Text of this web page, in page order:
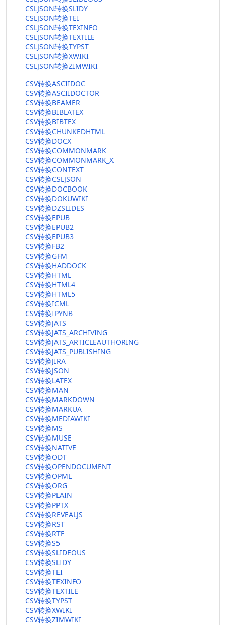
CSLJSON转换SLIDY
CSLJSON转换TEI
CSLJSON转换TEXINFO
CSLJSON转换TEXTILE
CSLJSON转换TYPST
CSLJSON转换XWIKI
CSLJSON转换ZIMWIKI
CSV转换ASCIIDOC
CSV转换ASCIIDOCTOR
CSV转换BEAMER
CSV转换BIBLATEX
CSV转换BIBTEX
CSV转换CHUNKEDHTML
CSV转换DOCX
CSV转换COMMONMARK
CSV转换COMMONMARK_X
CSV转换CONTEXT
CSV转换CSLJSON
CSV转换DOCBOOK
CSV转换DOKUWIKI
CSV转换DZSLIDES
CSV转换EPUB
CSV转换EPUB2
CSV转换EPUB3
CSV转换FB2
CSV转换GFM
CSV转换HADDOCK
CSV转换HTML
CSV转换HTML4
CSV转换HTML5
CSV转换ICML
CSV转换IPYNB
CSV转换JATS
CSV转换JATS_ARCHIVING
CSV转换JATS_ARTICLEAUTHORING
CSV转换JATS_PUBLISHING
CSV转换JIRA
CSV转换JSON
CSV转换LATEX
CSV转换MAN
CSV转换MARKDOWN
CSV转换MARKUA
CSV转换MEDIAWIKI
CSV转换MS
CSV转换MUSE
CSV转换NATIVE
CSV转换ODT
CSV转换OPENDOCUMENT
CSV转换OPML
CSV转换ORG
CSV转换PLAIN
CSV转换PPTX
CSV转换REVEALJS
CSV转换RST
CSV转换RTF
CSV转换S5
CSV转换SLIDEOUS
CSV转换SLIDY
CSV转换TEI
CSV转换TEXINFO
CSV转换TEXTILE
CSV转换TYPST
CSV转换XWIKI
CSV转换ZIMWIKI